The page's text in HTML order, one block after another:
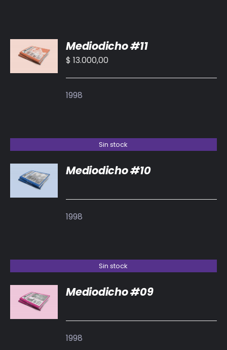
AL
CARRITO
/
Mediodicho #11
$ 13.000,00
1998
Sin stock
DETALLES
Mediodicho #10
1998
Sin stock
DETALLES
Mediodicho #09
1998